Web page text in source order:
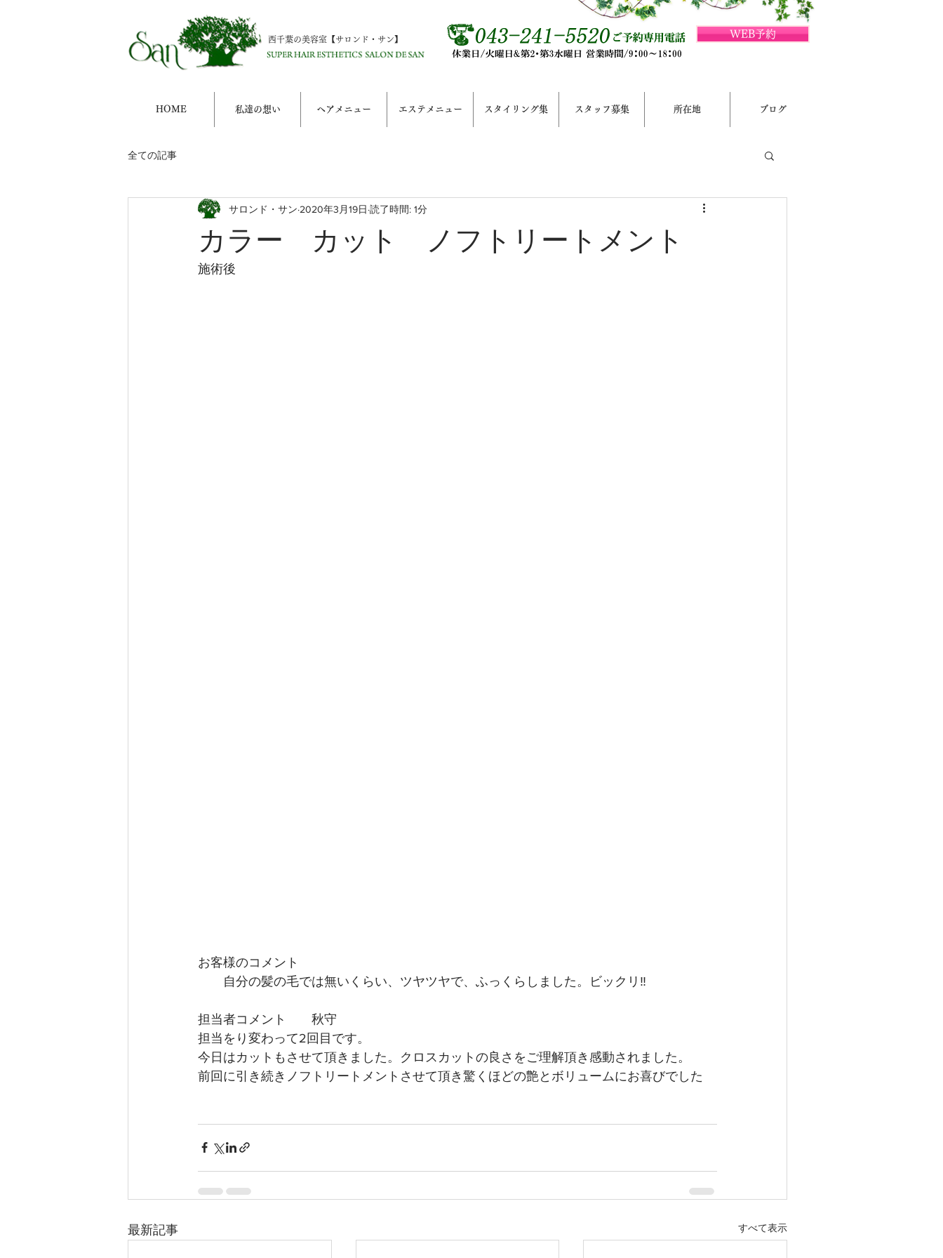
西千葉の美容室【サロンド・サン】 WEB予約
HOME 私達の想い ヘアメニュー エステメニュー スタイリング集 スタッフ募集 所在地 ブログ
全ての記事
カラー カット ノフトリートメント
サロンド・サン 2020年3月19日 読了時間: 1分
施術後
お客様のコメント
自分の髪の毛では無いくらい、ツヤツヤで、ふっくらしました。ビックリ‼️
担当者コメント　　秋守
担当をり変わって2回目です。
今日はカットもさせて頂きました。クロスカットの良さをご理解頂き感動されました。
前回に引き続きノフトリートメントさせて頂き驚くほどの艶とボリュームにお喜びでした
最新記事 すべて表示